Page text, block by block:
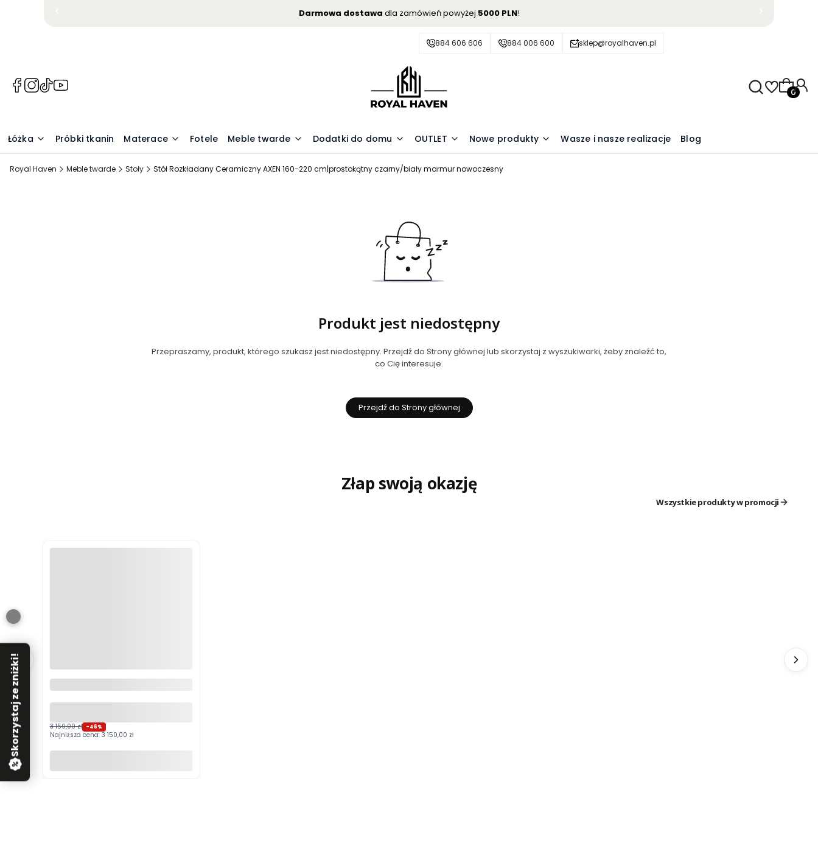
Darmowa dostawa dla zamówień powyżej 5000 PLN!
884 606 606 884 006 600 sklep@royalhaven.pl
(Otwiera
karcie)
(Otwiera
karcie)
(Otwiera
karcie)
(Otwiera
karcie)
Łóżka Próbki tkanin Materace Fotele Meble twarde Dodatki do domu OUTLET Nowe produkty Wasze i nasze realizacje Blog
Royal Haven Meble twarde Stoły Stół Rozkładany Ceramiczny AXEN 160-220 cm|prostokątny czarny/biały marmur nowoczesny
Produkt jest niedostępny
Przepraszamy, produkt, którego szukasz jest niedostępny. Przejdź do Strony głównej lub skorzystaj z wyszukiwarki, żeby znaleźć to,
co Cię interesuje.
Przejdź do Strony głównej
Złap swoją okazję
Wszystkie produkty w promocji
180x200 ALMA szare Zoya 12 ze
stelażem i pojemnikiem
3 150,00 zł -46%
Najniższa cena: 3 150,00 zł
Skorzystaj ze zniżki!